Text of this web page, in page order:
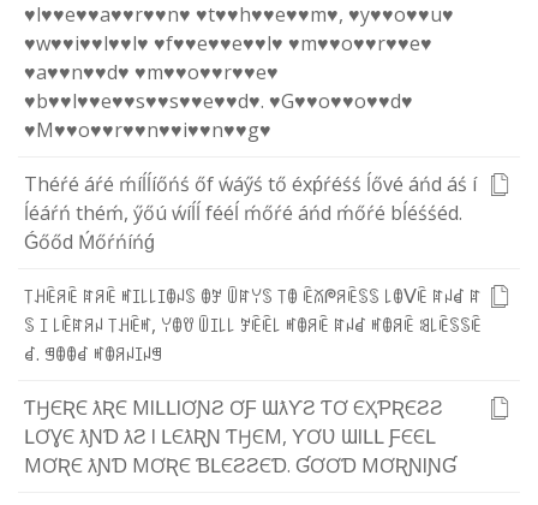
♥l♥♥e♥♥a♥♥r♥♥n♥ ♥t♥♥h♥♥e♥♥m♥, ♥y♥♥o♥♥u♥
♥w♥♥i♥♥l♥♥l♥ ♥f♥♥e♥♥e♥♥l♥ ♥m♥♥o♥♥r♥♥e♥
♥a♥♥n♥♥d♥ ♥m♥♥o♥♥r♥♥e♥
♥b♥♥l♥♥e♥♥s♥♥s♥♥e♥♥d♥. ♥G♥♥o♥♥o♥♥d♥
♥M♥♥o♥♥r♥♥n♥♥i♥♥n♥♥g♥
Théŕé áŕé ḿíĺĺíőńś őfẃáӳś tő éxṕŕéśś ĺővé áńd áś í
ĺéáŕń théḿ, ӳőú ẃíĺĺ fééĺ ḿőŕé áńd ḿőŕé bĺéśśéd.
Ǵőőd Ḿőŕńíńǵ
꓄ꃅꍟꋪꍟ ꍏꋪꍟ ꎭꀤ꒒꒒ꀤꂦꈤꌗ ꂦꎇ ꅏꍏꌩꌗ ꓄ꂦ ꍟꊼᖘꋪꍟꌗꌗ ꒒ꂦᐯꍟ ꍏꈤꀸ ꍏ
ꌗ ꀤ ꒒ꍟꍏꋪꈤ ꓄ꃅꍟꎭ, ꌩꂦꀎ ꅏꀤ꒒꒒ ꎇꍟꍟ꒒ ꎭꂦꋪꍟ ꍏꈤꀸ ꎭꂦꋪꍟ ꌃ꒒ꍟꌗꌗꍟ
ꀸ. ꁅꂦꂦꀸ ꎭꂦꋪꈤꀤꈤꁅ
ƬӇЄƦЄƛƦЄ MƖԼԼƖƠƝƧ ƠƑ ƜƛƳƧ ƬƠЄҲƤƦЄƧƧ
ԼƠƔЄƛƝƊƛƧ Ɩ ԼЄƛƦƝ ƬӇЄM, ƳƠƲ ƜƖԼԼ ƑЄЄԼ
MƠƦЄƛƝƊ MƠƦЄƁԼЄƧƧЄƊ. ƓƠƠƊ MƠƦƝƖƝƓ